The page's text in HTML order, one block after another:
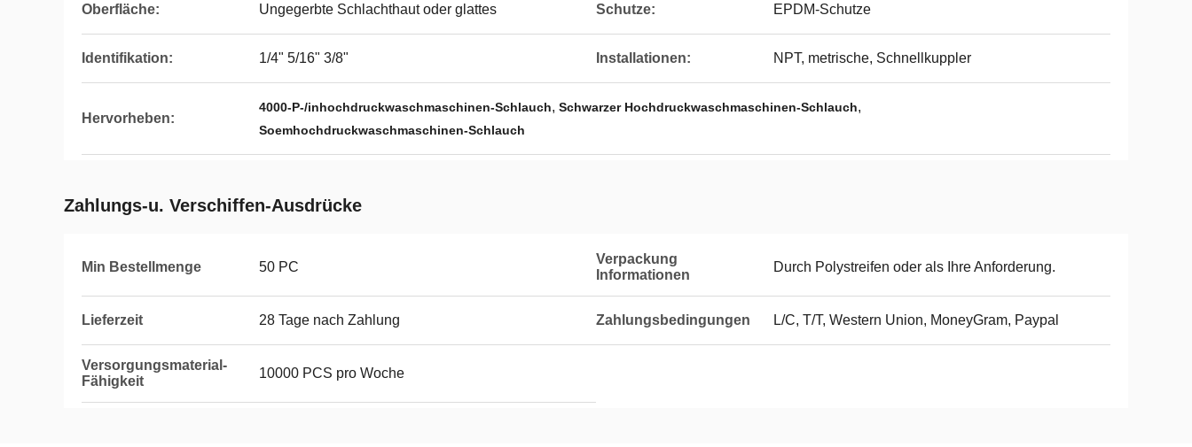
Oberfläche: Ungegerbte Schlachthaut oder glattes Schutze: EPDM-Schutze
Identifikation: 1/4" 5/16" 3/8" Installationen: NPT, metrische, Schnellkuppler
Hervorheben:
4000-P-/inhochdruckwaschmaschinen-Schlauch, Schwarzer Hochdruckwaschmaschinen-Schlauch,
Soemhochdruckwaschmaschinen-Schlauch
Zahlungs-u. Verschiffen-Ausdrücke
Min Bestellmenge 50 PC
Verpackung
Informationen
Durch Polystreifen oder als Ihre Anforderung.
Lieferzeit 28 Tage nach Zahlung Zahlungsbedingungen L/C, T/T, Western Union, MoneyGram, Paypal
Versorgungsmaterial-
Fähigkeit
10000 PCS pro Woche